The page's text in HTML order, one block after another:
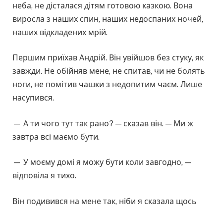
неба, не дісталася дітям готовою казкою. Вона
виросла з наших спин, наших недоспаних ночей,
наших відкладених мрій.
Першим приїхав Андрій. Він увійшов без стуку, як
завжди. Не обійняв мене, не спитав, чи не болять
ноги, не помітив чашки з недопитим чаєм. Лише
насупився.
— А ти чого тут так рано? — сказав він. — Ми ж
завтра всі маємо бути.
— У моєму домі я можу бути коли завгодно, —
відповіла я тихо.
Він подивився на мене так, ніби я сказала щось